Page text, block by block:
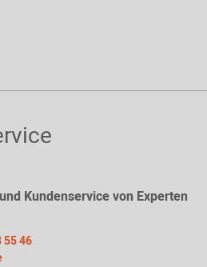
Kundenservice von Experten
55 46